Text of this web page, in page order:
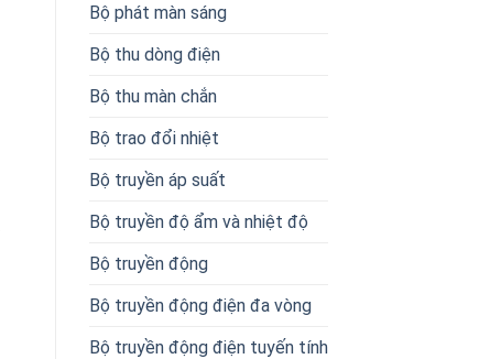
Bộ phát màn sáng
Bộ thu dòng điện
Bộ thu màn chắn
Bộ trao đổi nhiệt
Bộ truyền áp suất
Bộ truyền độ ẩm và nhiệt độ
Bộ truyền động
Bộ truyền động điện đa vòng
Bộ truyền động điện tuyến tính